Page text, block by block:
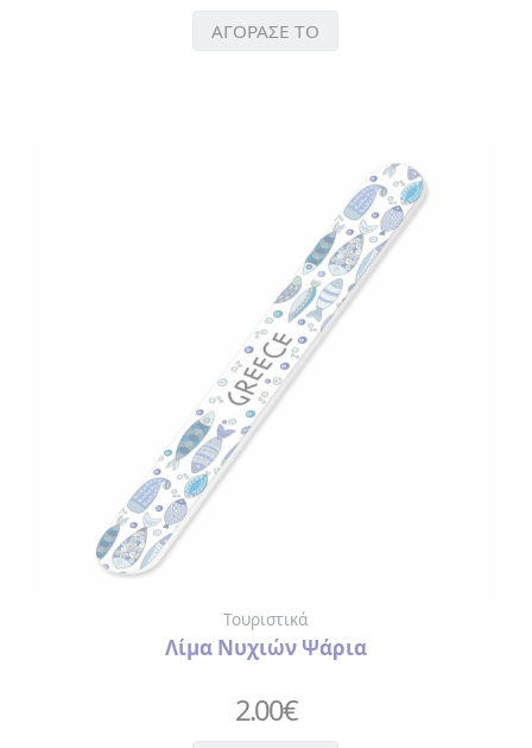
ΑΓΟΡΑΣΕ ΤΟ
Τουριστικά
Λίμα Νυχιών Ψάρια
2.00€